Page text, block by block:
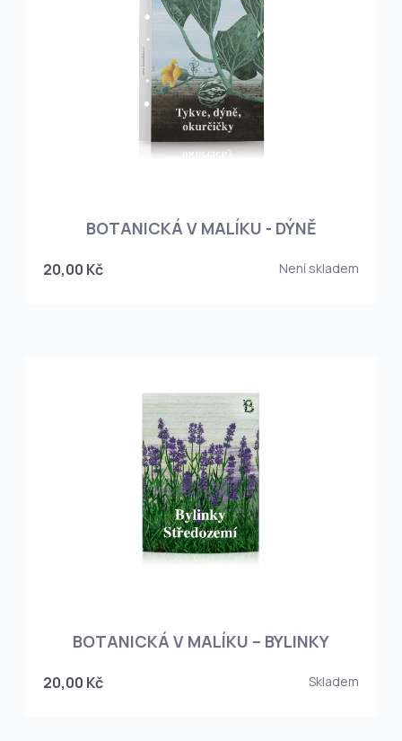
BOTANICKÁ V MALÍKU - DÝNĚ
20,00 Kč Není skladem
BOTANICKÁ V MALÍKU – BYLINKY
20,00 Kč Skladem